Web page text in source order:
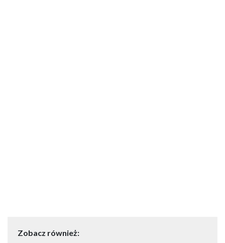
Zobacz również: